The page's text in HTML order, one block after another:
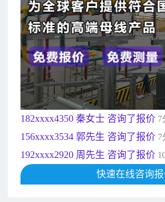
156xxxx3534 郭先生 咨询了报价7
192xxxx2920 周先生 咨询了报价
189xxxx6562 王先生 咨询了报价1
190xxxx3508 徐女士 咨询了报价5
135xxxx6654 张先生 咨询了报价
181xxxx7531 苟先生 咨询了报价5
182xxxx4350 秦女士 咨询了报价 7
156xxxx3534 郭先生 咨询了报价 7
192xxxx2920 周先生 咨询了报价
189xxxx6562 王先生 咨询了报价1
快速在线咨询